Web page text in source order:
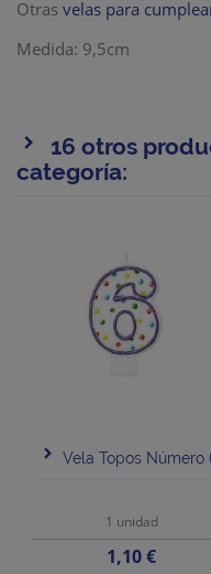
Otras velas para
Medida: 9,5cm
16 otros
categoría:
Vela Topos Número
1 unidad
Precio
1,10 €